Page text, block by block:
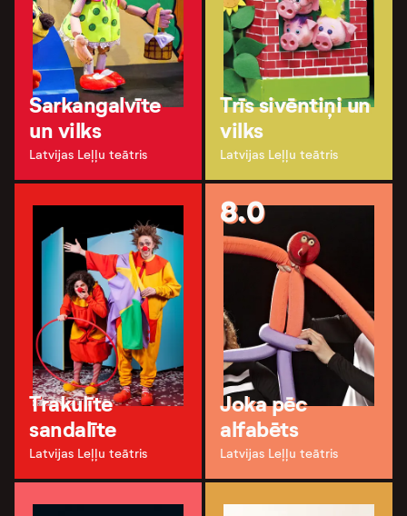
Sarkangalvīte
un vilks
Latvijas Leļļu teātris
Trīs sivēntiņi un
vilks
Latvijas Leļļu teātris
Trakulīte
sandalīte
Latvijas Leļļu teātris
8.0
Joka pēc
alfabēts
Latvijas Leļļu teātris